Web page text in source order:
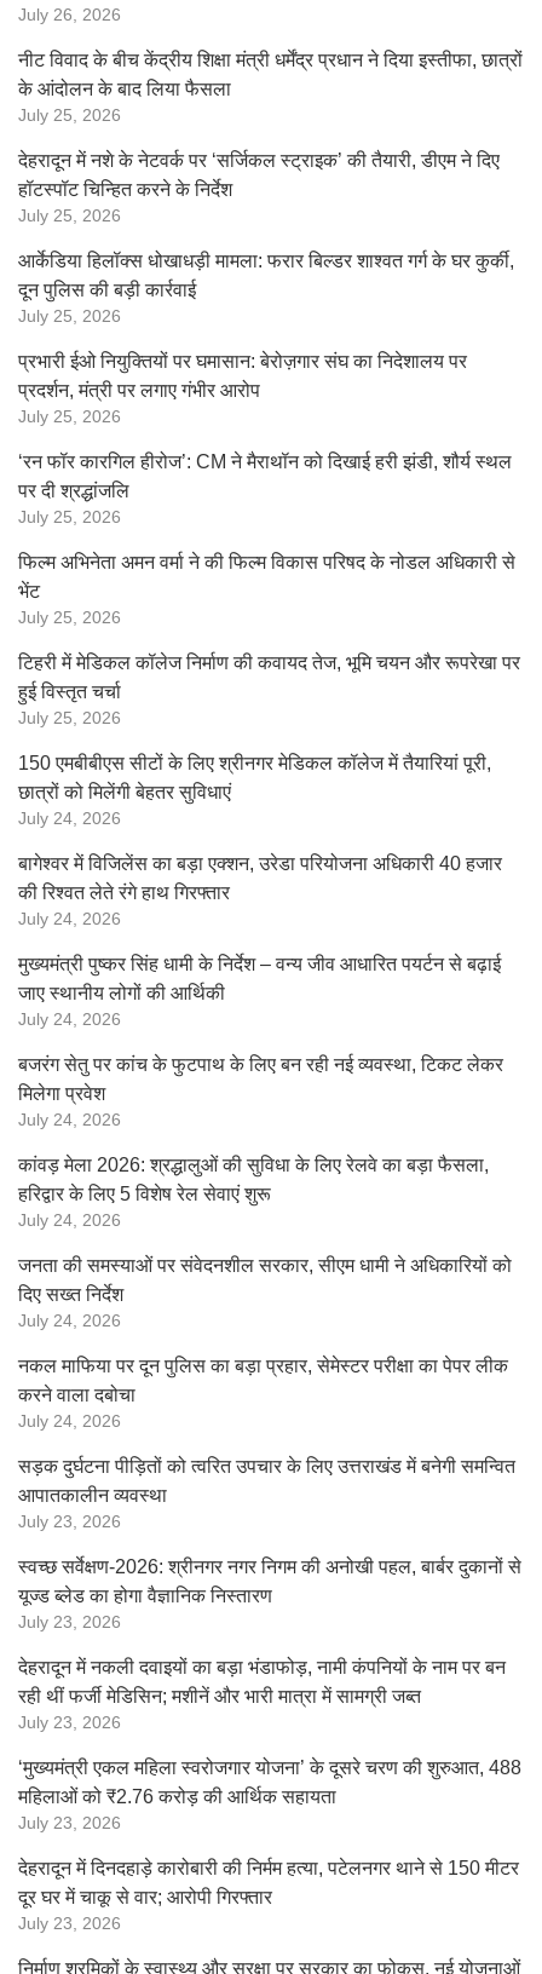
July 26, 2026
नीट विवाद के बीच केंद्रीय शिक्षा मंत्री धर्मेंद्र प्रधान ने दिया इस्तीफा, छात्रों
के आंदोलन के बाद लिया फैसला
July 25, 2026
देहरादून में नशे के नेटवर्क पर ‘सर्जिकल स्ट्राइक’ की तैयारी, डीएम ने दिए
हॉटस्पॉट चिन्हित करने के निर्देश
July 25, 2026
आर्केडिया हिलॉक्स धोखाधड़ी मामला: फरार बिल्डर शाश्वत गर्ग के घर कुर्की,
दून पुलिस की बड़ी कार्रवाई
July 25, 2026
प्रभारी ईओ नियुक्तियों पर घमासान: बेरोज़गार संघ का निदेशालय पर
प्रदर्शन, मंत्री पर लगाए गंभीर आरोप
July 25, 2026
‘रन फॉर कारगिल हीरोज’: CM ने मैराथॉन को दिखाई हरी झंडी, शौर्य स्थल
पर दी श्रद्धांजलि
July 25, 2026
फिल्म अभिनेता अमन वर्मा ने की फिल्म विकास परिषद के नोडल अधिकारी से
भेंट
July 25, 2026
टिहरी में मेडिकल कॉलेज निर्माण की कवायद तेज, भूमि चयन और रूपरेखा पर
हुई विस्तृत चर्चा
July 25, 2026
150 एमबीबीएस सीटों के लिए श्रीनगर मेडिकल कॉलेज में तैयारियां पूरी,
छात्रों को मिलेंगी बेहतर सुविधाएं
July 24, 2026
बागेश्वर में विजिलेंस का बड़ा एक्शन, उरेडा परियोजना अधिकारी 40 हजार
की रिश्वत लेते रंगे हाथ गिरफ्तार
July 24, 2026
मुख्यमंत्री पुष्कर सिंह धामी के निर्देश – वन्य जीव आधारित पयर्टन से बढ़ाई
जाए स्थानीय लोगों की आर्थिकी
July 24, 2026
बजरंग सेतु पर कांच के फुटपाथ के लिए बन रही नई व्यवस्था, टिकट लेकर
मिलेगा प्रवेश
July 24, 2026
कांवड़ मेला 2026: श्रद्धालुओं की सुविधा के लिए रेलवे का बड़ा फैसला,
हरिद्वार के लिए 5 विशेष रेल सेवाएं शुरू
July 24, 2026
जनता की समस्याओं पर संवेदनशील सरकार, सीएम धामी ने अधिकारियों को
दिए सख्त निर्देश
July 24, 2026
नकल माफिया पर दून पुलिस का बड़ा प्रहार, सेमेस्टर परीक्षा का पेपर लीक
करने वाला दबोचा
July 24, 2026
सड़क दुर्घटना पीड़ितों को त्वरित उपचार के लिए उत्तराखंड में बनेगी समन्वित
आपातकालीन व्यवस्था
July 23, 2026
स्वच्छ सर्वेक्षण-2026: श्रीनगर नगर निगम की अनोखी पहल, बार्बर दुकानों से
यूज्ड ब्लेड का होगा वैज्ञानिक निस्तारण
July 23, 2026
देहरादून में नकली दवाइयों का बड़ा भंडाफोड़, नामी कंपनियों के नाम पर बन
रही थीं फर्जी मेडिसिन; मशीनें और भारी मात्रा में सामग्री जब्त
July 23, 2026
‘मुख्यमंत्री एकल महिला स्वरोजगार योजना’ के दूसरे चरण की शुरुआत, 488
महिलाओं को ₹2.76 करोड़ की आर्थिक सहायता
July 23, 2026
देहरादून में दिनदहाड़े कारोबारी की निर्मम हत्या, पटेलनगर थाने से 150 मीटर
दूर घर में चाकू से वार; आरोपी गिरफ्तार
July 23, 2026
निर्माण श्रमिकों के स्वास्थ्य और सुरक्षा पर सरकार का फोकस, नई योजनाओं